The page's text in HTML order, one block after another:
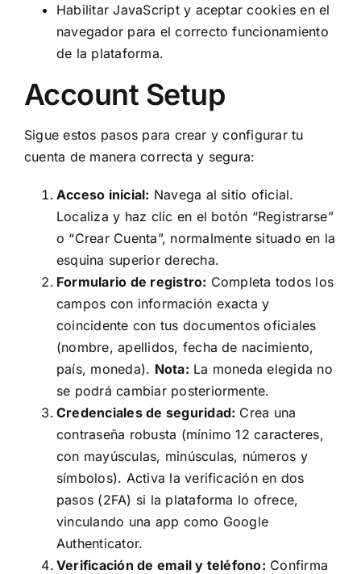
Habilitar JavaScript y aceptar cookies en el
navegador para el correcto funcionamiento
de la plataforma.
Account Setup
Sigue estos pasos para crear y configurar tu
cuenta de manera correcta y segura:
Acceso inicial: Navega al sitio oficial.
Localiza y haz clic en el botón “Registrarse”
o “Crear Cuenta”, normalmente situado en la
esquina superior derecha.
Formulario de registro: Completa todos los
campos con información exacta y
coincidente con tus documentos oficiales
(nombre, apellidos, fecha de nacimiento,
país, moneda). Nota: La moneda elegida no
se podrá cambiar posteriormente.
Credenciales de seguridad: Crea una
contraseña robusta (mínimo 12 caracteres,
con mayúsculas, minúsculas, números y
símbolos). Activa la verificación en dos
pasos (2FA) si la plataforma lo ofrece,
vinculando una app como Google
Authenticator.
Verificación de email y teléfono: Confirma